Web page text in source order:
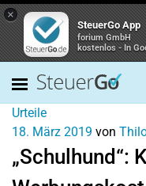
×
SteuerGo App
forium GmbH
kostenlos - In
Urteile
18. März 2019 von
„Schulhund“: